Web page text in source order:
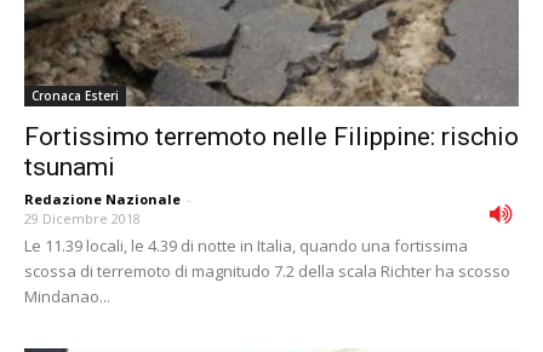
Cronaca Esteri
Fortissimo terremoto nelle Filippine: rischio
tsunami
Redazione Nazionale -
29 Dicembre 2018
Le 11.39 locali, le 4.39 di notte in Italia, quando una fortissima
scossa di terremoto di magnitudo 7.2 della scala Richter ha scosso
Mindanao...